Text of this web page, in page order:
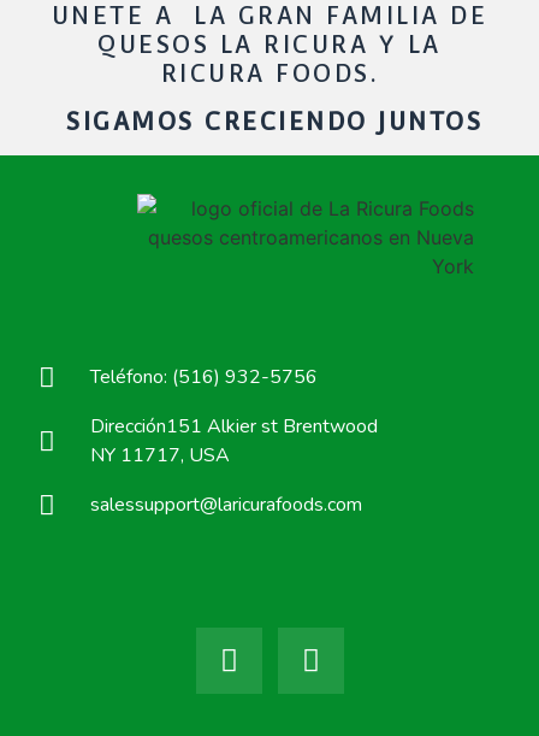
UNETE A LA GRAN FAMILIA DE
QUESOS LA RICURA Y LA
RICURA FOODS.
SIGAMOS CRECIENDO JUNTOS
Teléfono: (516) 932-5756
Dirección151 Alkier st Brentwood
NY 11717, USA
salessupport@laricurafoods.com